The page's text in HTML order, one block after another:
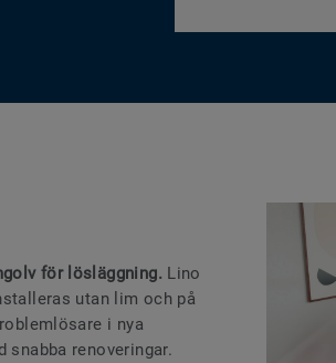
för lösläggning. Lino
utan lim och på
i nya
snabba renoveringar.